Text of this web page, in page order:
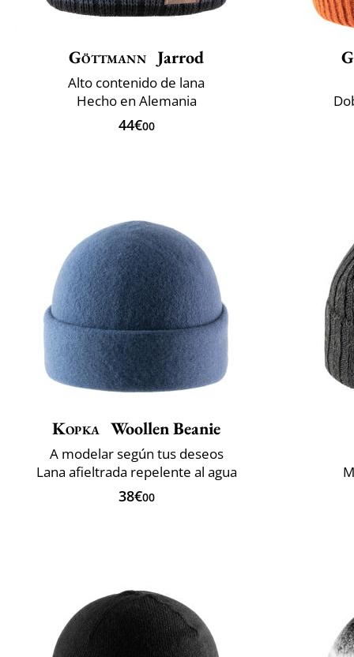
Göttmann Jarrod
Alto contenido de lana
Hecho en Alemania
44€00
Kopka Woollen Beanie
A modelar según tus deseos
Lana afieltrada repelente al agua
38€00